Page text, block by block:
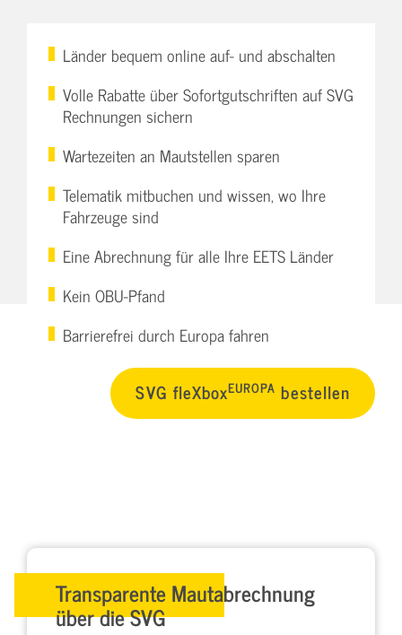
Länder bequem online auf- und abschalten
Volle Rabatte über Sofortgutschriften auf SVG
Rechnungen sichern
Wartezeiten an Mautstellen sparen
Telematik mitbuchen und wissen, wo Ihre
Fahrzeuge sind
Eine Abrechnung für alle Ihre EETS Länder
Kein OBU-Pfand
Barrierefrei durch Europa fahren
SVG fleXboxEUROPA bestellen
Transparente Mautabrechnung
über die SVG